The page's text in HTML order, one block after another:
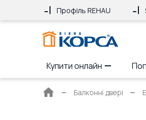
Профіль REHAU
Купити онлайн
Головна
Балконні двері